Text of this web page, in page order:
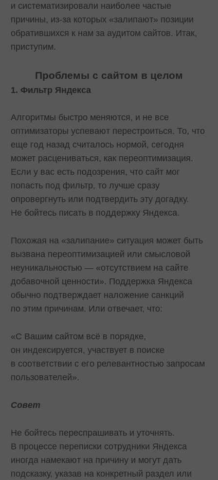
и систематизировали наиболее частые
причины, из-за которых «залипают» позиции
обратившихся к нам за аудитом сайтов. Итак,
приступим.
Проблемы с сайтом в целом
1. Фильтр Яндекса
Алгоритмы быстро меняются, и не все
оптимизаторы успевают перестроиться. То, что
еще год назад считалось нормой, сегодня
может расцениваться, как переоптимизация.
Если у вас есть подозрения, что сайт мог
попасть под фильтр, то лучше сразу
опровергнуть или подтвердить эту догадку.
Не бойтесь писать в поддержку Яндекса.
Похожая на «залипание» ситуация может быть
вызвана переоптимизацией или смысловой
неуникальностью — «отсутствием на сайте
добавочной ценности». Поддержка Яндекса
обычно подтверждает наложение санкций
по этим причинам. Или отвечает, что:
«С Вашим сайтом всё в порядке,
он индексируется, участвует в поиске
в соответствии с его релевантностью запросам
пользователей».
Совет
Не бойтесь переспрашивать и уточнять.
В процессе переписки сотрудники Яндекса
иногда намекают на причину и могут дать
подсказку, указав на конкретный раздел или